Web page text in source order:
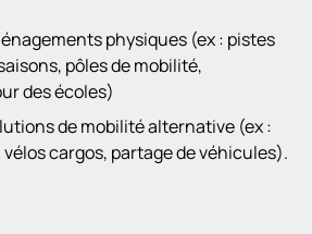
physiques (ex : pistes
pôles de mobilité,
des écoles)
de mobilité alternative (ex :
cargos, partage de véhicules).